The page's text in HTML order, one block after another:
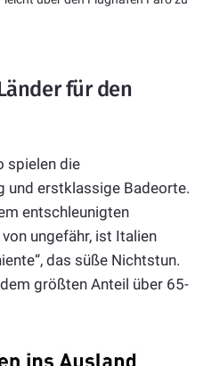
für den
spielen die
und erstklassige Badeorte.
entschleunigten
ungefähr, ist Italien
das süße Nichtstun.
größten Anteil über 65-